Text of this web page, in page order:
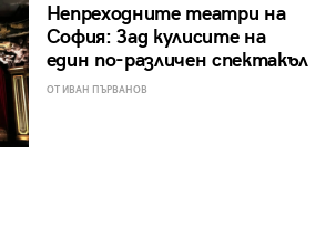
Непреходните театри на
София: Зад кулисите на
един по-различен спектакъл
ОТ ИВАН ПЪРВАНОВ